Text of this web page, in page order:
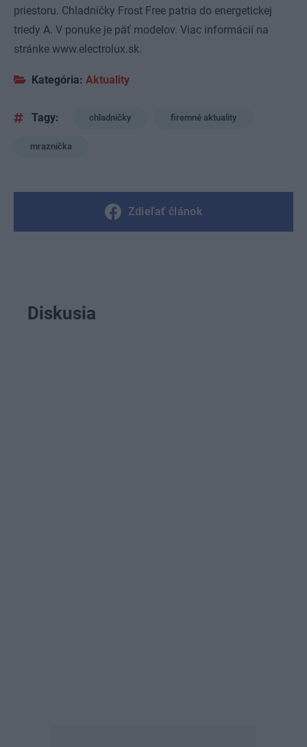
priestoru. Chladničky Frost Free patria do energetickej
triedy A. V ponuke je päť modelov. Viac informácií na
stránke www.electrolux.sk.
Kategória: Aktuality
Tagy: chladničky firemné aktuality
mraznička
Zdieľať článok
Diskusia